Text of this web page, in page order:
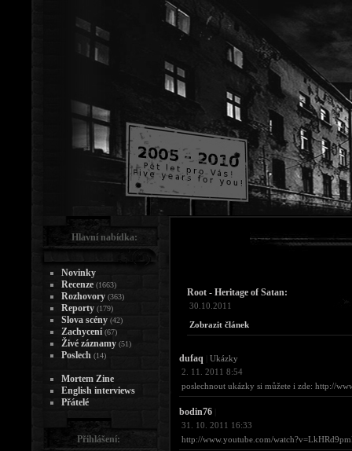
Root - Heritage of Satan:
30.10.2011
Zobrazit článek
dufaq
Ukázky
2. 11. 2011 8:54
poslechnout ukázky si můžete i zde: http://
bodin76
31. 10. 2011 16:33
http://www.youtube.com/
Hlavní nabídka:
Novinky
Recenze (1663)
Rozhovory (363)
Reporty (179)
Slova scény (42)
Zachycení (67)
Živé záznamy (51)
Poslech (14)
Mortem Zine
English interviews
Přátelé
Přihlášení: